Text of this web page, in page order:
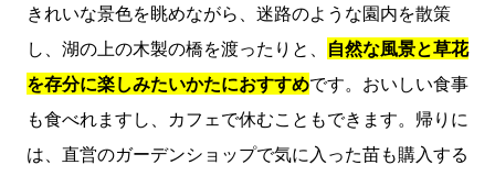
きれいな景色を眺めながら、迷路のような園内を散策
し、湖の上の木製の橋を渡ったりと、 自然な風景と草花
を存分に楽しみたいかたにおすすめです。おいしい食事
も食べれますし、カフェで休むこともできます。帰りに
は、直営のガーデンショップで気に入った苗も購入する